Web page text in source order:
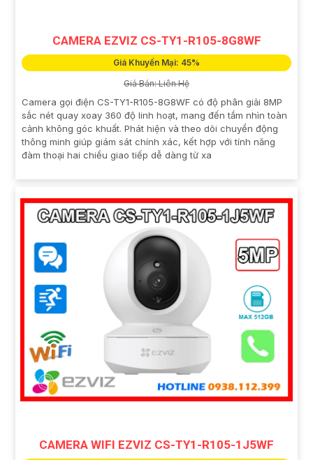
CAMERA EZVIZ CS-TY1-R105-8G8WF
Giá Khuyến Mại: 45%
Giá Bán: Liên Hệ
Camera gọi điện CS-TY1-R105-8G8WF có độ phân giải 8MP
sắc nét quay xoay 360 độ linh hoạt, mang đến tầm nhìn toàn
cảnh không góc khuất. Phát hiện và theo dõi chuyển động
thông minh giúp giám sát chính xác, kết hợp với tính năng
đàm thoại hai chiều giao tiếp dễ dàng từ xa
CAMERA WIFI EZVIZ CS-TY1-R105-1J5WF